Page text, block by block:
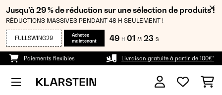
Jusqu’à 29 % de réduction sur une sélection de produits !
RÉDUCTIONS MASSIVES PENDANT 48 H SEULEMENT !
FULLSWING29
Achetez
maintenant
49 H 01 M 23 S
Paiements flexibles Livraison gratuite à partir de 100€*